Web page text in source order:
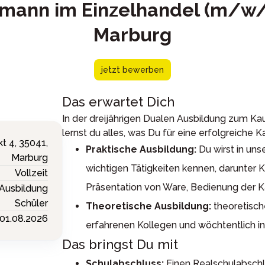
im Einzelhandel (m/
Marburg
jetzt bewerben
4, 35041,
Marburg
Vollzeit
Schüler
Das erwartet Dich
In der dreijährigen Dualen Ausbildung zum
lernst du alles, was Du für eine erfolgreiche
Praktische Ausbildung:Du wirst in
wichtigen Tätigkeiten kennen, darunter
Präsentation von Ware, Bedienung der
Theoretische Ausbildung:
erfahrenen Kollegen und wöchtentlich
Das bringst Du mit